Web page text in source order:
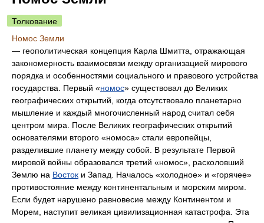
Толкование
Номос Земли
— геополитическая концепция Карла Шмитта, отражающая
закономерность взаимосвязи между организацией мирового
порядка и особенностями социального и правового устройства
государства. Первый «номос» существовал до Великих
географических открытий, когда отсутствовало планетарно
мышление и каждый многочисленный народ считал себя
центром мира. После Великих географических открытий
основателями второго «номоса» стали европейцы,
разделившие планету между собой. В результате Первой
мировой войны образовался третий «номос», расколовший
Землю на Восток и Запад. Началось «холодное» и «горячее»
противостояние между континентальным и морским миром.
Если будет нарушено равновесие между Континентом и
Морем, наступит великая цивилизационная катастрофа. Эта